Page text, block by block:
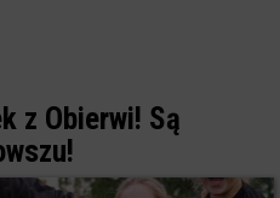
z Obierwi! Są